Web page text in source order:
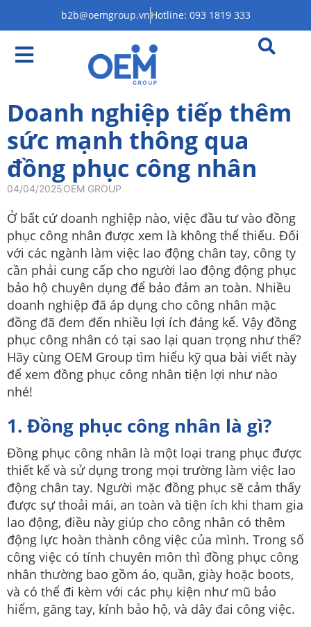
b2b@oemgroup.vnHotline: 093 1819 333
Doanh nghiệp tiếp thêm
sức mạnh thông qua
đồng phục công nhân
04/04/2025OEM GROUP
Ở bất cứ doanh nghiệp nào, việc đầu tư vào đồng
phục công nhân được xem là không thể thiếu. Đối
với các ngành làm việc lao động chân tay, công ty
cần phải cung cấp cho người lao động động phục
bảo hộ chuyên dụng để bảo đảm an toàn. Nhiều
doanh nghiệp đã áp dụng cho công nhân mặc
đồng đã đem đến nhiều lợi ích đáng kể. Vậy đồng
phục công nhân có tại sao lại quan trọng như thế?
Hãy cùng OEM Group tìm hiểu kỹ qua bài viết này
để xem đồng phục công nhân tiện lợi như nào
nhé!
1. Đồng phục công nhân là gì?
Đồng phục công nhân là một loại trang phục được
thiết kế và sử dụng trong mọi trường làm việc lao
động chân tay. Người mặc đồng phục sẽ cảm thấy
được sự thoải mái, an toàn và tiện ích khi tham gia
lao động, điều này giúp cho công nhân có thêm
động lực hoàn thành công việc của mình. Trong số
công việc có tính chuyên môn thì đồng phục công
nhân thường bao gồm áo, quần, giày hoặc boots,
và có thể đi kèm với các phụ kiện như mũ bảo
hiểm, găng tay, kính bảo hộ, và dây đai công việc.